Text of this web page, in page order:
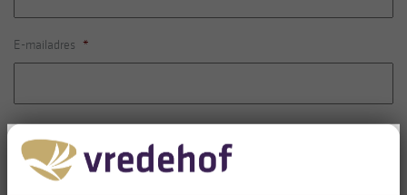
E-mailadres *
Vraag / opmerking